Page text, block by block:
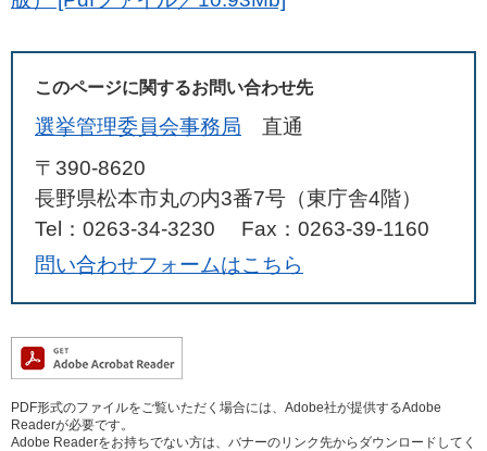
このページに関するお問い合わせ先
選挙管理委員会事務局
直通
〒390-8620
長野県松本市丸の内3番7号（東庁舎4階）
Tel：0263-34-3230
Fax：0263-39-1160
問い合わせフォームはこちら
PDF形式のファイルをご覧いただく場合には、Adobe社が提供するAdobe
Readerが必要です。
Adobe Readerをお持ちでない方は、バナーのリンク先からダウンロードしてく